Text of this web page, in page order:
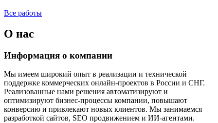
Все работы
О нас
Информация о компании
Мы имеем широкий опыт в реализации и технической
поддержке коммерческих онлайн-проектов в России и СНГ.
Реализованные нами решения автоматизируют и
оптимизируют бизнес-процессы компании, повышают
конверсию и привлекают новых клиентов. Мы занимаемся
разработкой сайтов, SEO продвижением и ИИ-агентами.